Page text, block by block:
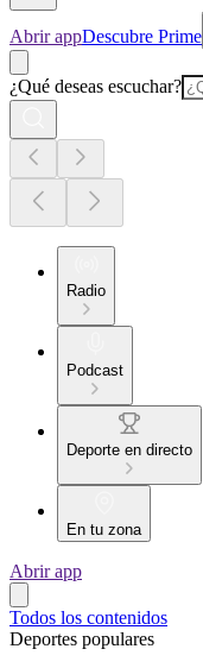
Abrir appDescubre Prime
¿Qué deseas escuchar?
Radio
Podcast
Deporte en directo
En tu zona
Abrir app
Todos los contenidos
Deportes populares